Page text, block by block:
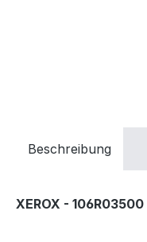
Beschreibung
XEROX -